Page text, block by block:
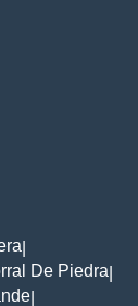
De Piedra